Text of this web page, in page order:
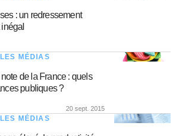
: un redressement
MÉDIAS
de la France : quels
publiques ?
20 sept. 2015
MÉDIAS